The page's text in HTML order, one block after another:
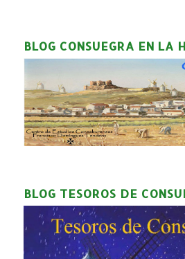
BLOG CONSUEGRA EN LA
BLOG TESOROS DE